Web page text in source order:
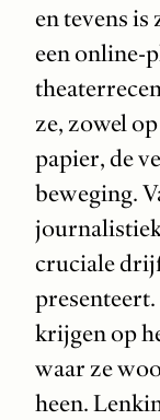
en tevens
een online-
ze, zowel
papier, de
beweging.
cruciale
krijgen op
waar ze
heen.